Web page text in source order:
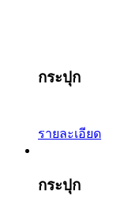
กระปุก
รายละเอียด
กระปุก